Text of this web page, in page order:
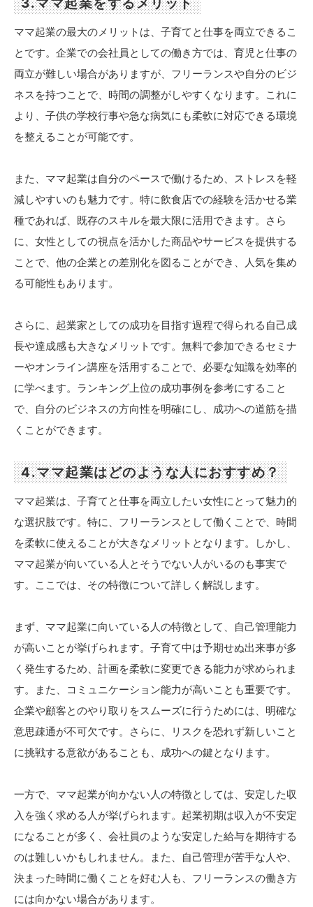
3.ママ起業をするメリット
ママ起業の最大のメリットは、子育てと仕事を両立できるこ
とです。企業での会社員としての働き方では、育児と仕事の
両立が難しい場合がありますが、フリーランスや自分のビジ
ネスを持つことで、時間の調整がしやすくなります。これに
より、子供の学校行事や急な病気にも柔軟に対応できる環境
を整えることが可能です。
また、ママ起業は自分のペースで働けるため、ストレスを軽
減しやすいのも魅力です。特に飲食店での経験を活かせる業
種であれば、既存のスキルを最大限に活用できます。さら
に、女性としての視点を活かした商品やサービスを提供する
ことで、他の企業との差別化を図ることができ、人気を集め
る可能性もあります。
さらに、起業家としての成功を目指す過程で得られる自己成
長や達成感も大きなメリットです。無料で参加できるセミナ
ーやオンライン講座を活用することで、必要な知識を効率的
に学べます。ランキング上位の成功事例を参考にすること
で、自分のビジネスの方向性を明確にし、成功への道筋を描
くことができます。
4.ママ起業はどのような人におすすめ？
ママ起業は、子育てと仕事を両立したい女性にとって魅力的
な選択肢です。特に、フリーランスとして働くことで、時間
を柔軟に使えることが大きなメリットとなります。しかし、
ママ起業が向いている人とそうでない人がいるのも事実で
す。ここでは、その特徴について詳しく解説します。
まず、ママ起業に向いている人の特徴として、自己管理能力
が高いことが挙げられます。子育て中は予期せぬ出来事が多
く発生するため、計画を柔軟に変更できる能力が求められま
す。また、コミュニケーション能力が高いことも重要です。
企業や顧客とのやり取りをスムーズに行うためには、明確な
意思疎通が不可欠です。さらに、リスクを恐れず新しいこと
に挑戦する意欲があることも、成功への鍵となります。
一方で、ママ起業が向かない人の特徴としては、安定した収
入を強く求める人が挙げられます。起業初期は収入が不安定
になることが多く、会社員のような安定した給与を期待する
のは難しいかもしれません。また、自己管理が苦手な人や、
決まった時間に働くことを好む人も、フリーランスの働き方
には向かない場合があります。